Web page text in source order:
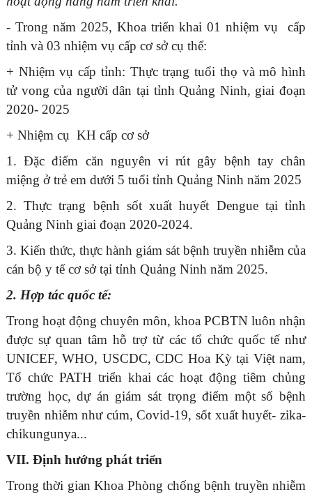
- Trong năm 2025, Khoa triển khai 01 nhiệm vụ cấp
tỉnh và 03 nhiệm vụ cấp cơ sở cụ thể:
+ Nhiệm vụ cấp tỉnh: Thực trạng tuổi thọ và mô hình
tử vong của người dân tại tỉnh Quảng Ninh, giai đoạn
2020- 2025
+ Nhiệm cụ KH cấp cơ sở
1. Đặc điểm căn nguyên vi rút gây bệnh tay chân
miệng ở trẻ em dưới 5 tuổi tỉnh Quảng Ninh năm 2025
2. Thực trạng bệnh sốt xuất huyết Dengue tại tỉnh
Quảng Ninh giai đoạn 2020-2024.
3. Kiến thức, thực hành giám sát bệnh truyền nhiễm của
cán bộ y tế cơ sở tại tỉnh Quảng Ninh năm 2025.
2. Hợp tác quốc tế:
Trong hoạt động chuyên môn, khoa PCBTN luôn nhận
được sự quan tâm hỗ trợ từ các tổ chức quốc tế như
UNICEF, WHO, USCDC, CDC Hoa Kỳ tại Việt nam,
Tổ chức PATH triển khai các hoạt động tiêm chủng
trường học, dự án giám sát trọng điểm một số bệnh
truyền nhiễm như cúm, Covid-19, sốt xuất huyết- zika-
chikungunya...
VII. Định hướng phát triển
Trong thời gian Khoa Phòng chống bệnh truyền nhiễm